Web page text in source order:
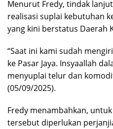
Menurut Fredy, tindak
realisasi suplai kebutuhan
yang kini berstatus Daerah
“Saat ini kami sudah
ke Pasar Jaya. Insyaallah
menyuplai telur dan
(05/09/2025).
Fredy menambahkan,
tersebut diperlukan